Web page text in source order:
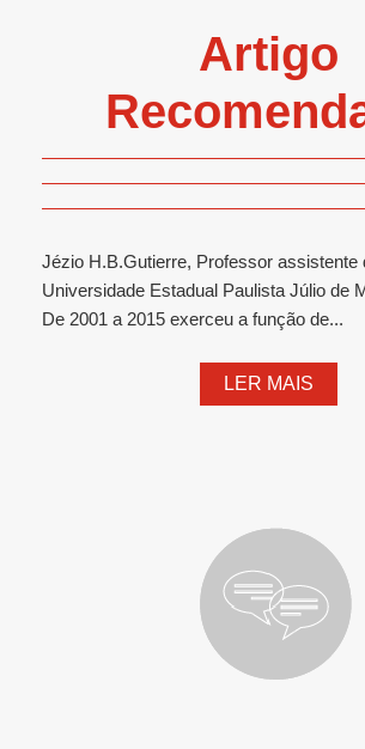
Artigo
Jézio H.B.Gutierre, Professor assistente
Universidade Estadual Paulista Júlio de
De 2001 a 2015 exerceu a função de...
LER MAIS